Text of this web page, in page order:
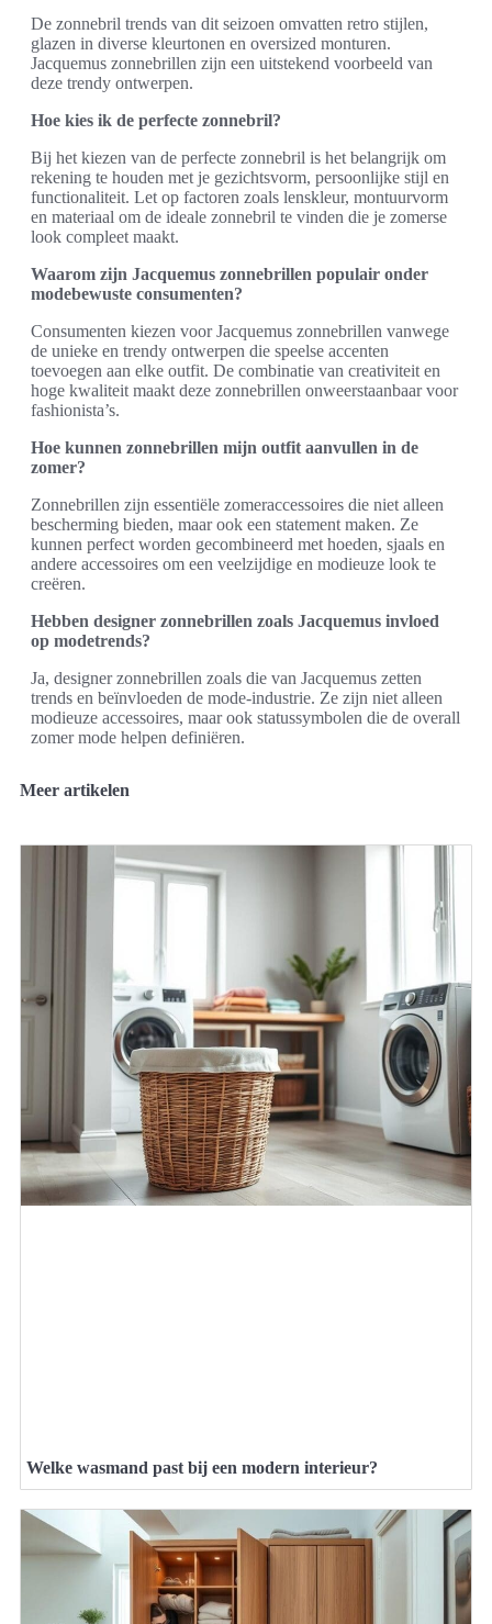
De zonnebril trends van dit seizoen omvatten retro stijlen,
glazen in diverse kleurtonen en oversized monturen.
Jacquemus zonnebrillen zijn een uitstekend voorbeeld van
deze trendy ontwerpen.
Hoe kies ik de perfecte zonnebril?
Bij het kiezen van de perfecte zonnebril is het belangrijk om
rekening te houden met je gezichtsvorm, persoonlijke stijl en
functionaliteit. Let op factoren zoals lenskleur, montuurvorm
en materiaal om de ideale zonnebril te vinden die je zomerse
look compleet maakt.
Waarom zijn Jacquemus zonnebrillen populair onder
modebewuste consumenten?
Consumenten kiezen voor Jacquemus zonnebrillen vanwege
de unieke en trendy ontwerpen die speelse accenten
toevoegen aan elke outfit. De combinatie van creativiteit en
hoge kwaliteit maakt deze zonnebrillen onweerstaanbaar voor
fashionista’s.
Hoe kunnen zonnebrillen mijn outfit aanvullen in de
zomer?
Zonnebrillen zijn essentiële zomeraccessoires die niet alleen
bescherming bieden, maar ook een statement maken. Ze
kunnen perfect worden gecombineerd met hoeden, sjaals en
andere accessoires om een veelzijdige en modieuze look te
creëren.
Hebben designer zonnebrillen zoals Jacquemus invloed
op modetrends?
Ja, designer zonnebrillen zoals die van Jacquemus zetten
trends en beïnvloeden de mode-industrie. Ze zijn niet alleen
modieuze accessoires, maar ook statussymbolen die de overall
zomer mode helpen definiëren.
Meer artikelen
Welke wasmand past bij een modern interieur?